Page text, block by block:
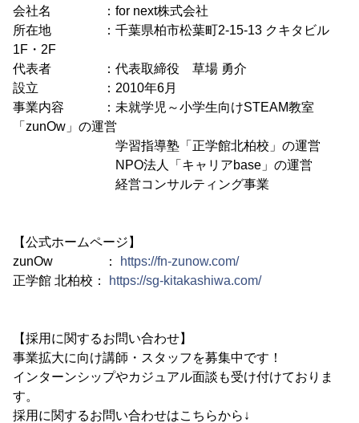
会社名 ：for next株式会社
所在地 ：千葉県柏市松葉町2-15-13 クキタビル
1F・2F
代表者 ：代表取締役 草場 勇介
設立 ：2010年6月
事業内容 ：未就学児～小学生向けSTEAM教室
「zunOw」の運営
学習指導塾「正学館北柏校」の運営
NPO法人「キャリアbase」の運営
経営コンサルティング事業
【公式ホームページ】
zunOw ：
https://fn-zunow.com/
正学館 北柏校：
https://sg-kitakashiwa.com/
【採用に関するお問い合わせ】
事業拡大に向け講師・スタッフを募集中です！
インターンシップやカジュアル面談も受け付けておりま
す。
採用に関するお問い合わせはこちらから↓